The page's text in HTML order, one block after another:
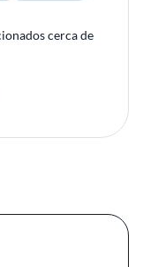
cerca de